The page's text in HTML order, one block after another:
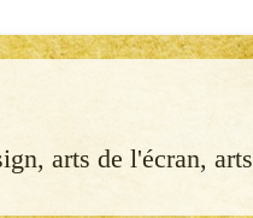
arts de l'écran, arts